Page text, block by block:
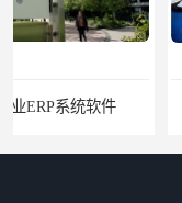
北京SAP代理商